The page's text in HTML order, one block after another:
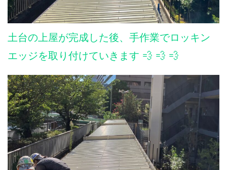
土台の上屋が完成した後、手作業でロッキン
エッジを取り付けていきます 💨 💨 💨